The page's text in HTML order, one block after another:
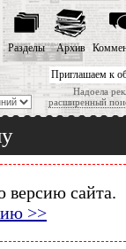
Приглашаем к
Надоела
расширенный
Разделы Архив
версию сайта.
>>